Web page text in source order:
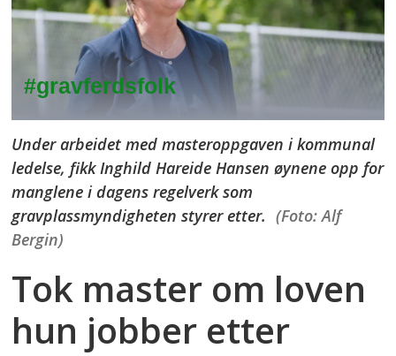
#gravferdsfolk
Under arbeidet med masteroppgaven i kommunal
ledelse, fikk Inghild Hareide Hansen øynene opp for
manglene i dagens regelverk som
gravplassmyndigheten styrer etter. (Foto: Alf
Bergin)
Tok master om loven
hun jobber etter